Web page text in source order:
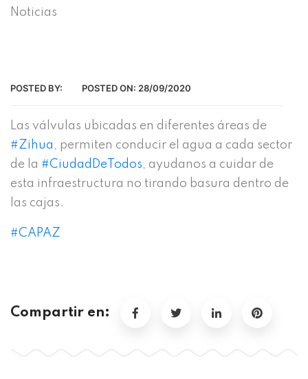
Noticias
POSTED BY: POSTED ON: 28/09/2020
Las válvulas ubicadas en diferentes áreas de
#Zihua , permiten conducir el agua a cada sector
de la #CiudadDeTodos, ayudanos a cuidar de
esta infraestructura no tirando basura dentro de
las cajas.
#CAPAZ
Compartir en: